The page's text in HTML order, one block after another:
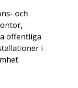
och
offentliga
i